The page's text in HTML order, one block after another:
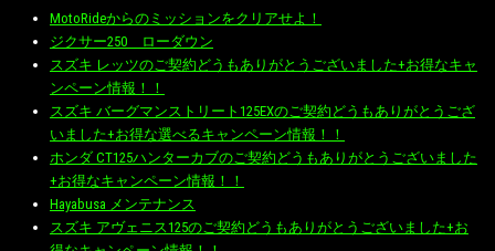
MotoRideからのミッションをクリアせよ！
ジクサー250 ローダウン
スズキ レッツのご契約どうもありがとうございました+お得なキャ
ンペーン情報！！
スズキ バーグマンストリート125EXのご契約どうもありがとうござ
いました+お得な選べるキャンペーン情報！！
ホンダ CT125ハンターカブのご契約どうもありがとうございました
+お得なキャンペーン情報！！
Hayabusa メンテナンス
スズキ アヴェニス125のご契約どうもありがとうございました+お